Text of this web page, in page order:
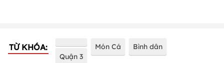
TỪ KHÓA:
Quận 3
Món Cá Bình dân